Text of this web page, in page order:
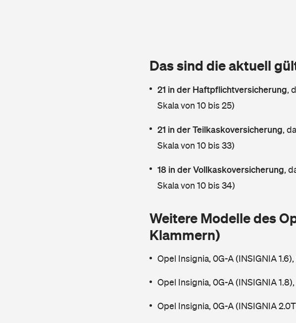
Das sind die aktuell
21 in der Haftpflichtversicherung,
Skala von 10 bis 25)
21 in der Teilkaskoversicherung,
Skala von 10 bis 33)
18 in der Vollkaskoversicherung,
Skala von 10 bis 34)
Weitere Modelle des
Klammern)
Opel Insignia, 0G-A (INSIGNIA
Opel Insignia, 0G-A (INSIGNIA
Opel Insignia, 0G-A (INSIGNIA